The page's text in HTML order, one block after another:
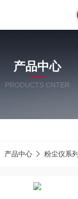
产品中心
PRODUCTS CNTER
产品中心 粉尘仪系列